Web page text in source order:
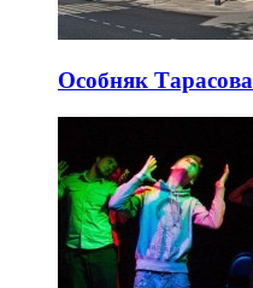
Особняк Тарасова